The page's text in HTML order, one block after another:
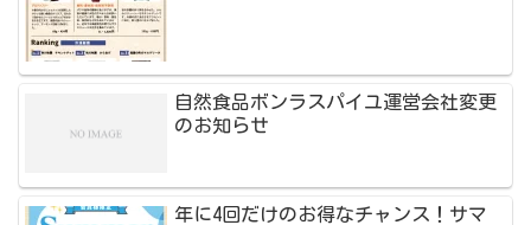
自然食品ボンラスパイユ運営会社変更
のお知らせ
年に4回だけのお得なチャンス！サマ